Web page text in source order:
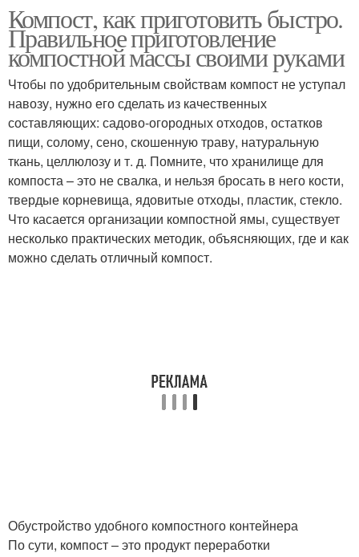
Компост, как приготовить быстро.
Правильное приготовление
компостной массы своими руками
Чтобы по удобрительным свойствам компост не уступал
навозу, нужно его сделать из качественных
составляющих: садово-огородных отходов, остатков
пищи, солому, сено, скошенную траву, натуральную
ткань, целлюлозу и т. д. Помните, что хранилище для
компоста – это не свалка, и нельзя бросать в него кости,
твердые корневища, ядовитые отходы, пластик, стекло.
Что касается организации компостной ямы, существует
несколько практических методик, объясняющих, где и как
можно сделать отличный компост.
Обустройство удобного компостного контейнера
По сути, компост – это продукт переработки